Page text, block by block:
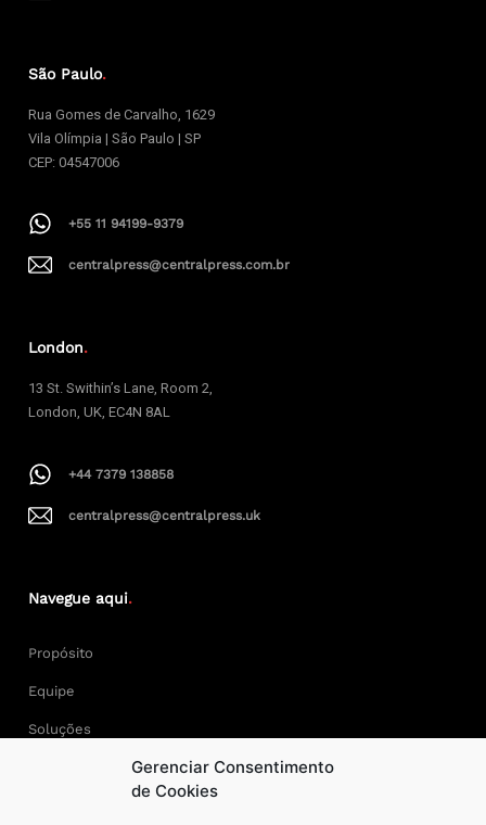
Gerenciar Consentimento
de Cookies
São Paulo.
Rua Gomes de Carvalho, 1629
Vila Olímpia | São Paulo | SP
CEP: 04547006
+55 11 94199-9379
centralpress@centralpress.com.br
London.
13 St. Swithin’s Lane, Room 2,
London, UK, EC4N 8AL
+44 7379 138858
centralpress@centralpress.uk
Navegue aqui.
Propósito
Equipe
Soluções